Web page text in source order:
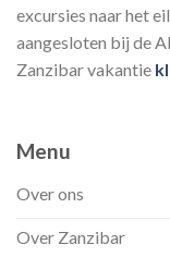
excursies naar het
aangesloten bij de
Zanzibar vakantie
Menu
Over ons
Over Zanzibar